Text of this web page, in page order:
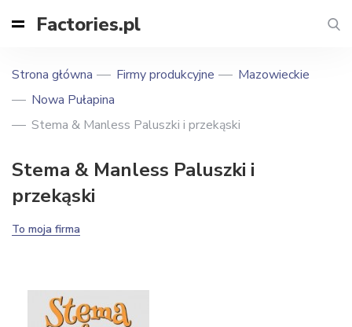
Factories.pl
Strona główna Firmy produkcyjne
Mazowieckie
Nowa Pułapina
Stema & Manless Paluszki i przekąski
Stema & Manless Paluszki i
przekąski
To moja firma